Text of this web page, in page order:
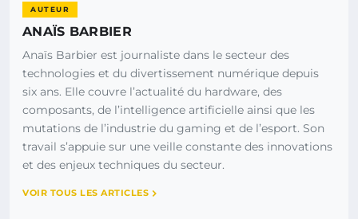
AUTEUR
ANAÏS BARBIER
Anaïs Barbier est journaliste dans le secteur des
technologies et du divertissement numérique depuis
six ans. Elle couvre l’actualité du hardware, des
composants, de l’intelligence artificielle ainsi que les
mutations de l’industrie du gaming et de l’esport. Son
travail s’appuie sur une veille constante des innovations
et des enjeux techniques du secteur.
VOIR TOUS LES ARTICLES